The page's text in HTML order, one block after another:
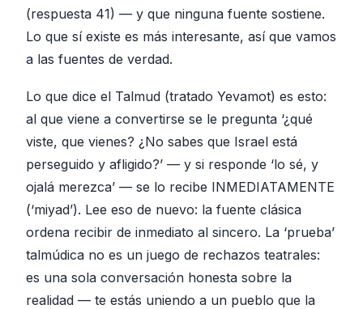
(respuesta 41) — y que ninguna fuente sostiene.
Lo que sí existe es más interesante, así que vamos
a las fuentes de verdad.
Lo que dice el Talmud (tratado Yevamot) es esto:
al que viene a convertirse se le pregunta ‘¿qué
viste, que vienes? ¿No sabes que Israel está
perseguido y afligido?’ — y si responde ‘lo sé, y
ojalá merezca’ — se lo recibe INMEDIATAMENTE
(‘miyad’). Lee eso de nuevo: la fuente clásica
ordena recibir de inmediato al sincero. La ‘prueba’
talmúdica no es un juego de rechazos teatrales:
es una sola conversación honesta sobre la
realidad — te estás uniendo a un pueblo que la